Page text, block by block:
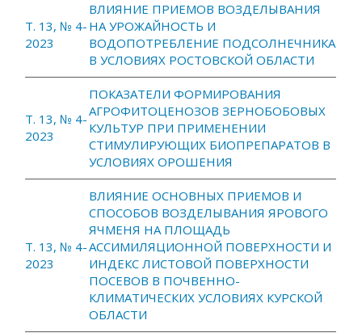
Т. 13, № 4-
2023
ВЛИЯНИЕ ПРИЕМОВ ВОЗДЕЛЫВАНИЯ
НА УРОЖАЙНОСТЬ И
ВОДОПОТРЕБЛЕНИЕ ПОДСОЛНЕЧНИКА
В УСЛОВИЯХ РОСТОВСКОЙ ОБЛАСТИ
Т. 13, № 4-
2023
ПОКАЗАТЕЛИ ФОРМИРОВАНИЯ
АГРОФИТОЦЕНОЗОВ ЗЕРНОБОБОВЫХ
КУЛЬТУР ПРИ ПРИМЕНЕНИИ
СТИМУЛИРУЮЩИХ БИОПРЕПАРАТОВ В
УСЛОВИЯХ ОРОШЕНИЯ
Т. 13, № 4-
2023
ВЛИЯНИЕ ОСНОВНЫХ ПРИЕМОВ И
СПОСОБОВ ВОЗДЕЛЫВАНИЯ ЯРОВОГО
ЯЧМЕНЯ НА ПЛОЩАДЬ
АССИМИЛЯЦИОННОЙ ПОВЕРХНОСТИ И
ИНДЕКС ЛИСТОВОЙ ПОВЕРХНОСТИ
ПОСЕВОВ В ПОЧВЕННО-
КЛИМАТИЧЕСКИХ УСЛОВИЯХ КУРСКОЙ
ОБЛАСТИ